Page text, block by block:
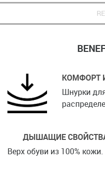
КОМФОРТ
Шнурки
ДЫШАЩИЕ
Верх обуви из 100% кожи.